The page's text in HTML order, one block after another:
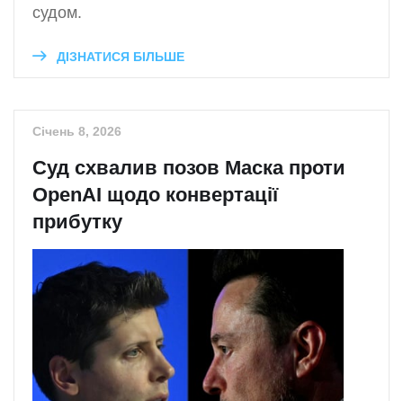
судом.
ДІЗНАТИСЯ БІЛЬШЕ
Січень 8, 2026
Суд схвалив позов Маска проти
OpenAI щодо конвертації
прибутку